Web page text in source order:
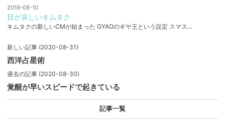
2018-08-10
目が哀しいキムタク
キムタクの新しいCMが始まった GYAOのギヤ王という設定 スマス…
新しい記事 (2020-08-31)
西洋占星術
過去の記事 (2020-08-30)
覚醒が早いスピードで起きている
記事一覧